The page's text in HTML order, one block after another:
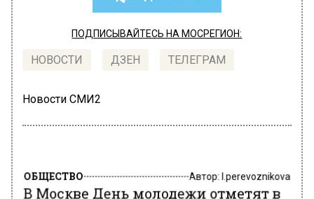
ПОДПИСЫВАЙТЕСЬ НА МОСРЕГИОН:
НОВОСТИ ДЗЕН ТЕЛЕГРАМ
Новости СМИ2
ОБЩЕСТВО Автор:l.perevoznikova
В Москве День молодежи отметят в